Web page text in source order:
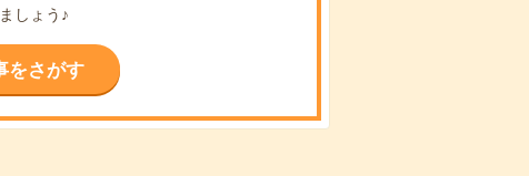
しょう♪
をさがす